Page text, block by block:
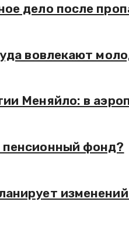
дело после
вовлекают
Меняйло: в
пенсионный фонд?